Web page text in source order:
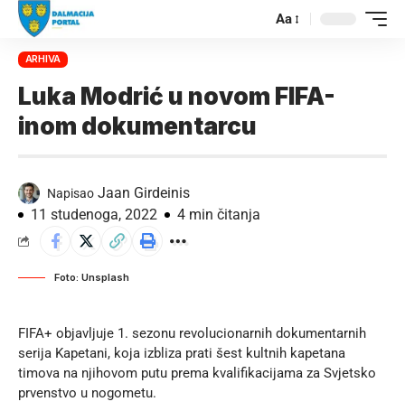
Aa
ARHIVA
Luka Modrić u novom FIFA-
inom dokumentarcu
Napisao Jaan Girdeinis
11 studenoga, 2022
4 min čitanja
Foto: Unsplash
FIFA+ objavljuje 1. sezonu revolucionarnih dokumentarnih
serija Kapetani, koja izbliza prati šest kultnih kapetana
timova na njihovom putu prema kvalifikacijama za Svjetsko
prvenstvo u nogometu.